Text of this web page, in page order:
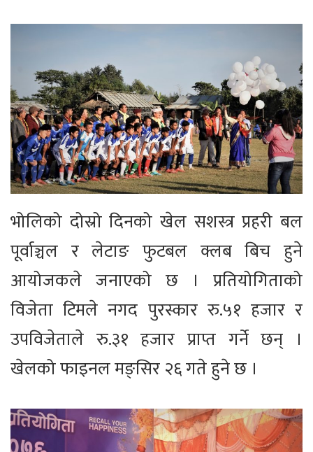
भोलिको दोस्रो दिनको खेल सशस्त्र प्रहरी बल
पूर्वाञ्चल र लेटाङ फुटबल क्लब बिच हुने
आयोजकले जनाएको छ । प्रतियोगिताको
विजेता टिमले नगद पुरस्कार रु.५१ हजार र
उपविजेताले रु.३१ हजार प्राप्त गर्ने छन् ।
खेलको फाइनल मङ्सिर २६ गते हुने छ ।